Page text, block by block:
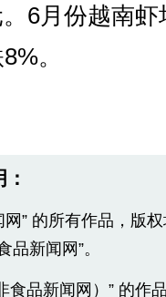
6月份越南
。
” 的所有作品，版
新闻网”。
食品新闻网）” 的作